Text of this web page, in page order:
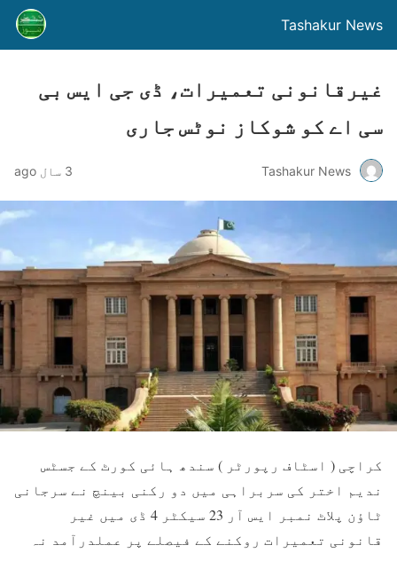
Tashakur News
غیرقانونی تعمیرات، ڈی جی ایس بی
سی اے کو شوکاز نوٹس جاری
Tashakur News 3 سال ago
کراچی ( اسٹاف رپورٹر ) سندھ ہائی کورٹ کے جسٹس
ندیم اختر کی سربراہی میں دو رکنی بینچ نے سرجانی
ٹاؤن پلاٹ نمبر ایس آر 23 سیکٹر 4 ڈی میں غیر
قانونی تعمیرات روکنے کے فیصلے پر عملدرآمد نہ